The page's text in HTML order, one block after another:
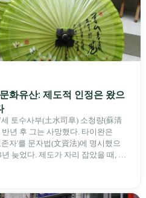
화유산: 제도적 인정은 왔으
토수사부(土水司阜) 소청량(蘇清
년 후 그는 사망했다. 타이완은
자'를 문자법(文資法)에 명시했으
늦었다. 제도가 자리 잡았을 때, 제
화 과정에서 붕괴되었다. 600여 명